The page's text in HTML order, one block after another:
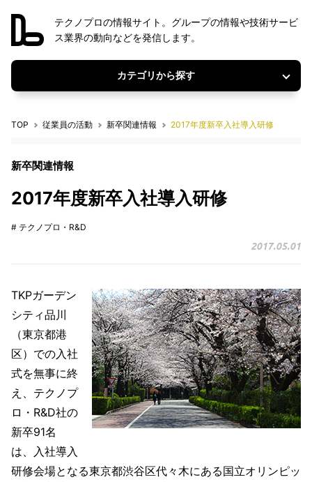
テクノプロの情報サイト。グループの情報や技術サービ
ス業界の動向などを発信します。
カテゴリから探す
TOP 従業員の活動 新卒関連情報 2017年度新卒入社導入研修
新卒関連情報
2017年度新卒入社導入研修
# テクノプロ・R&D
2017.05.01
TKPガーデン
シティ品川
（東京都港
区）での入社
式を無事に終
え、テクノプ
ロ・R&D社の
新卒91名
は、入社導入
研修会場となる東京都渋谷区代々木にある国立オリンピッ